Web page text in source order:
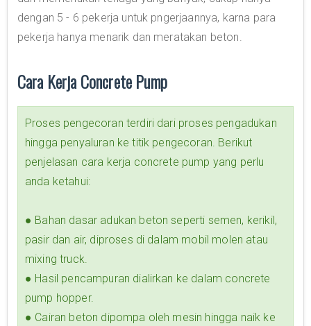
dengan 5 - 6 pekerja untuk pngerjaannya, karna para
pekerja hanya menarik dan meratakan beton.
Cara Kerja Concrete Pump
Proses pengecoran terdiri dari proses pengadukan
hingga penyaluran ke titik pengecoran. Berikut
penjelasan cara kerja concrete pump yang perlu
anda ketahui:
● Bahan dasar adukan beton seperti semen, kerikil,
pasir dan air, diproses di dalam mobil molen atau
mixing truck.
● Hasil pencampuran dialirkan ke dalam concrete
pump hopper.
● Cairan beton dipompa oleh mesin hingga naik ke